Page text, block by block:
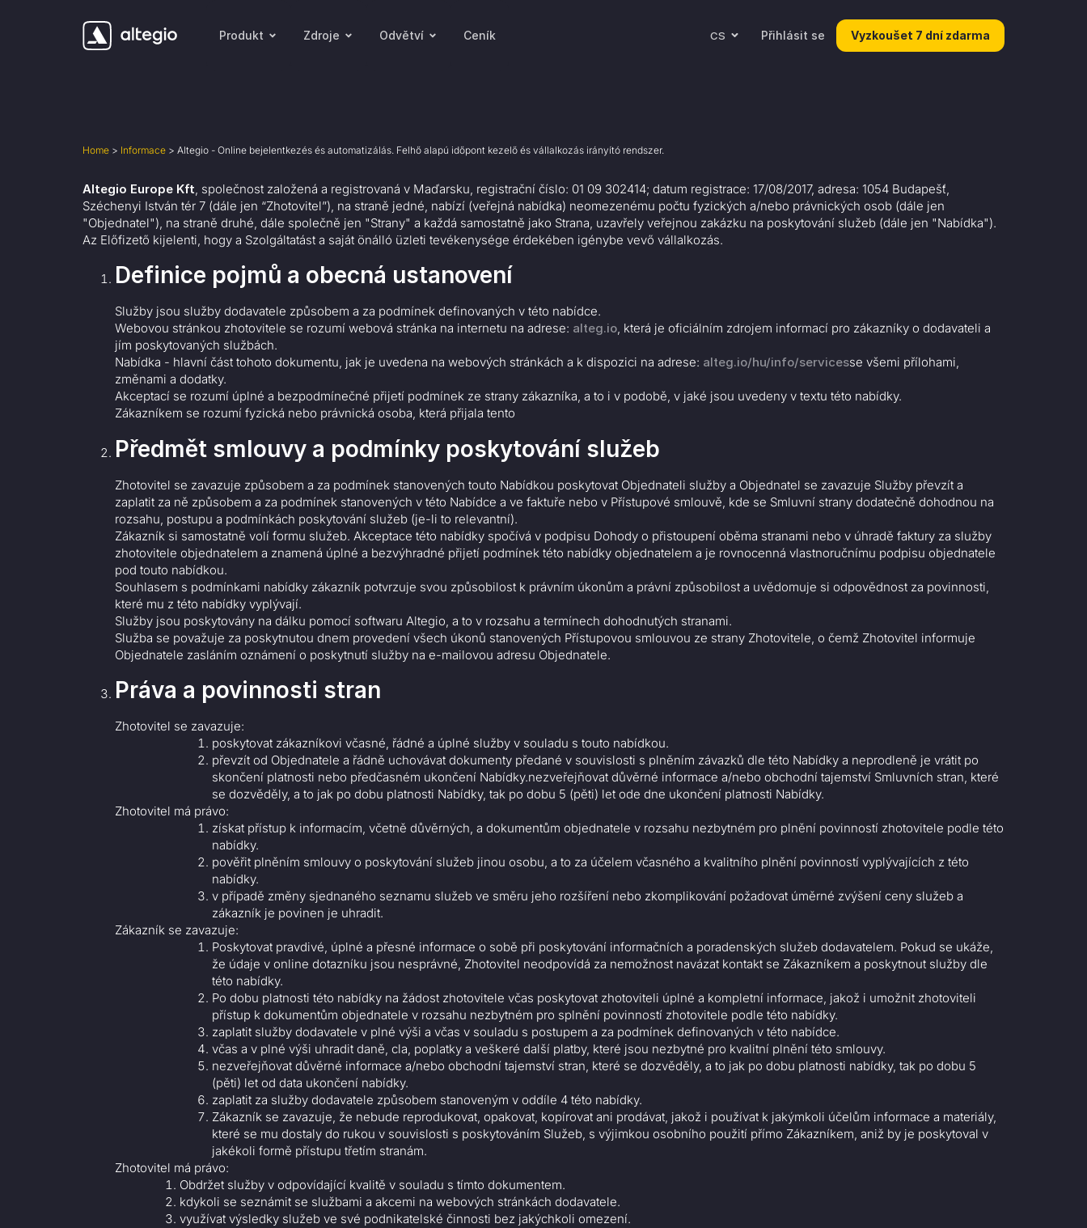
Produkt Zdroje Odvětví Ceník CS Přihlásit se Vyzkoušet 7 dní zdarma
Home > Informace > Altegio - Online bejelentkezés és automatizálás. Felhő alapú időpont kezelő és vállalkozás irányító rendszer.
Altegio Europe Kft, společnost založená a registrovaná v Maďarsku, registrační číslo: 01 09 302414; datum registrace: 17/08/2017, adresa: 1054 Budapešť,
Széchenyi István tér 7 (dále jen “Zhotovitel”), na straně jedné, nabízí (veřejná nabídka) neomezenému počtu fyzických a/nebo právnických osob (dále jen
"Objednatel"), na straně druhé, dále společně jen "Strany" a každá samostatně jako Strana, uzavřely veřejnou zakázku na poskytování služeb (dále jen "Nabídka").
Az Előfizető kijelenti, hogy a Szolgáltatást a saját önálló üzleti tevékenysége érdekében igénybe vevő vállalkozás.
Definice pojmů a obecná ustanovení
Služby jsou služby dodavatele způsobem a za podmínek definovaných v této nabídce.
Webovou stránkou zhotovitele se rozumí webová stránka na internetu na adrese: alteg.io, která je oficiálním zdrojem informací pro zákazníky o dodavateli a
jím poskytovaných službách.
Nabídka - hlavní část tohoto dokumentu, jak je uvedena na webových stránkách a k dispozici na adrese: alteg.io/hu/info/servicesse všemi přílohami,
změnami a dodatky.
Akceptací se rozumí úplné a bezpodmínečné přijetí podmínek ze strany zákazníka, a to i v podobě, v jaké jsou uvedeny v textu této nabídky.
Zákazníkem se rozumí fyzická nebo právnická osoba, která přijala tento
Předmět smlouvy a podmínky poskytování služeb
Zhotovitel se zavazuje způsobem a za podmínek stanovených touto Nabídkou poskytovat Objednateli služby a Objednatel se zavazuje Služby převzít a
zaplatit za ně způsobem a za podmínek stanovených v této Nabídce a ve faktuře nebo v Přístupové smlouvě, kde se Smluvní strany dodatečně dohodnou na
rozsahu, postupu a podmínkách poskytování služeb (je-li to relevantní).
Zákazník si samostatně volí formu služeb. Akceptace této nabídky spočívá v podpisu Dohody o přistoupení oběma stranami nebo v úhradě faktury za služby
zhotovitele objednatelem a znamená úplné a bezvýhradné přijetí podmínek této nabídky objednatelem a je rovnocenná vlastnoručnímu podpisu objednatele
pod touto nabídkou.
Souhlasem s podmínkami nabídky zákazník potvrzuje svou způsobilost k právním úkonům a právní způsobilost a uvědomuje si odpovědnost za povinnosti,
které mu z této nabídky vyplývají.
Služby jsou poskytovány na dálku pomocí softwaru Altegio, a to v rozsahu a termínech dohodnutých stranami.
Služba se považuje za poskytnutou dnem provedení všech úkonů stanovených Přístupovou smlouvou ze strany Zhotovitele, o čemž Zhotovitel informuje
Objednatele zasláním oznámení o poskytnutí služby na e-mailovou adresu Objednatele.
Práva a povinnosti stran
Zhotovitel se zavazuje:
poskytovat zákazníkovi včasné, řádné a úplné služby v souladu s touto nabídkou.
převzít od Objednatele a řádně uchovávat dokumenty předané v souvislosti s plněním závazků dle této Nabídky a neprodleně je vrátit po
skončení platnosti nebo předčasném ukončení Nabídky.nezveřejňovat důvěrné informace a/nebo obchodní tajemství Smluvních stran, které
se dozvěděly, a to jak po dobu platnosti Nabídky, tak po dobu 5 (pěti) let ode dne ukončení platnosti Nabídky.
Zhotovitel má právo:
získat přístup k informacím, včetně důvěrných, a dokumentům objednatele v rozsahu nezbytném pro plnění povinností zhotovitele podle této
nabídky.
pověřit plněním smlouvy o poskytování služeb jinou osobu, a to za účelem včasného a kvalitního plnění povinností vyplývajících z této
nabídky.
v případě změny sjednaného seznamu služeb ve směru jeho rozšíření nebo zkomplikování požadovat úměrné zvýšení ceny služeb a
zákazník je povinen je uhradit.
Zákazník se zavazuje:
Poskytovat pravdivé, úplné a přesné informace o sobě při poskytování informačních a poradenských služeb dodavatelem. Pokud se ukáže,
že údaje v online dotazníku jsou nesprávné, Zhotovitel neodpovídá za nemožnost navázat kontakt se Zákazníkem a poskytnout služby dle
této nabídky.
Po dobu platnosti této nabídky na žádost zhotovitele včas poskytovat zhotoviteli úplné a kompletní informace, jakož i umožnit zhotoviteli
přístup k dokumentům objednatele v rozsahu nezbytném pro splnění povinností zhotovitele podle této nabídky.
zaplatit služby dodavatele v plné výši a včas v souladu s postupem a za podmínek definovaných v této nabídce.
včas a v plné výši uhradit daně, cla, poplatky a veškeré další platby, které jsou nezbytné pro kvalitní plnění této smlouvy.
nezveřejňovat důvěrné informace a/nebo obchodní tajemství stran, které se dozvěděly, a to jak po dobu platnosti nabídky, tak po dobu 5
(pěti) let od data ukončení nabídky.
zaplatit za služby dodavatele způsobem stanoveným v oddíle 4 této nabídky.
Zákazník se zavazuje, že nebude reprodukovat, opakovat, kopírovat ani prodávat, jakož i používat k jakýmkoli účelům informace a materiály,
které se mu dostaly do rukou v souvislosti s poskytováním Služeb, s výjimkou osobního použití přímo Zákazníkem, aniž by je poskytoval v
jakékoli formě přístupu třetím stranám.
Zhotovitel má právo:
Obdržet služby v odpovídající kvalitě v souladu s tímto dokumentem.
kdykoli se seznámit se službami a akcemi na webových stránkách dodavatele.
využívat výsledky služeb ve své podnikatelské činnosti bez jakýchkoli omezení.